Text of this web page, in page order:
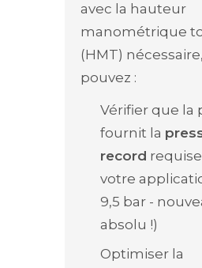
avec la hauteur
manométrique
(HMT)
pouvez :
Vérifier que la
fournit la
record
votre
9,5 bar -
absolu !)
Optimiser la